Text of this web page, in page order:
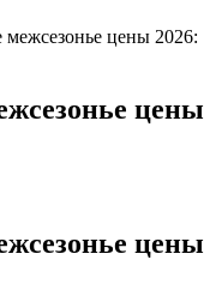
цены 2026:
цены
цены